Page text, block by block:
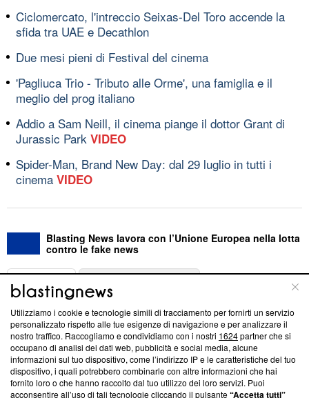
Ciclomercato, l'intreccio Seixas-Del Toro accende la
sfida tra UAE e Decathlon
Due mesi pieni di Festival del cinema
'Pagliuca Trio - Tributo alle Orme', una famiglia e il
meglio del prog italiano
Addio a Sam Neill, il cinema piange il dottor Grant di
Jurassic Park VIDEO
Spider-Man, Brand New Day: dal 29 luglio in tutti i
cinema VIDEO
Blasting News lavora con l’Unione Europea nella lotta
contro le fake news
ABOUT
Questa sezione offre informazioni trasparenti su Blasting
News, sui nostri processi editoriali e su come ci impegniamo a
creare news di qualità. Inoltre, afferma la nostra aderenza a
‘Trust Project - News with Integrity’Blasting News non è
ancora membro del programma, ma ha richiesto di farne
parte; Trust Project non ha ancora effettuato una verifica di
Utilizziamo i cookie e tecnologie simili di tracciamento per fornirti un servizio
personalizzato rispetto alle tue esigenze di navigazione e per analizzare il
nostro traffico. Raccogliamo e condividiamo con i nostri 1624partner che si
occupano di analisi dei dati web, pubblicità e social media, alcune
informazioni sul tuo dispositivo, come l’indirizzo IP e le caratteristiche del tuo
dispositivo, i quali potrebbero combinarle con altre informazioni che hai
fornito loro o che hanno raccolto dal tuo utilizzo dei loro servizi. Puoi
acconsentire all’uso di tali tecnologie cliccando il pulsante“Accetta tutti”